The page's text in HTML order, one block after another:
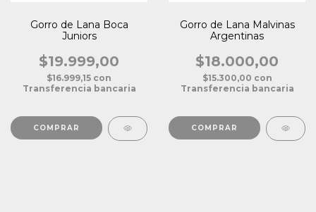
Gorro de Lana Boca
Juniors
$19.999,00
$16.999,15 con
Transferencia bancaria
Gorro de Lana Malvinas
Argentinas
$18.000,00
$15.300,00 con
Transferencia bancaria